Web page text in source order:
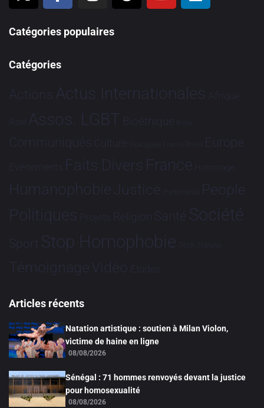
Catégories populaires
Catégories
Actions Actus Internationales Afrique
Asie Assos. LGBT Bioéthique Brève
Communiqués Culture Dialogues France-Brésil Europe
Evénements Faits Divers France Hommage
HumanophobieJustice Partenariat People
Politiques Projets Religion Santé Société
Sport Stop Homophobie Tech Tribune
TémoignageVidéo Études
Articles récents
Natation artistique : soutien à Milan Violon,
victime de haine en ligne
08/08/2026
Sénégal : 71 hommes renvoyés devant la justice
pour homosexualité
08/08/2026